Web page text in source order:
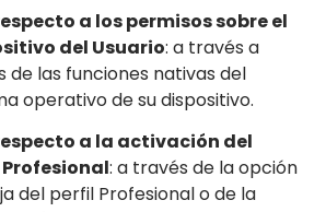
a los permisos sobre el
del Usuario: a través a
de las funciones nativas del
operativo de su dispositivo.
a la activación del
: a través de la opción
del perfil Profesional o de la